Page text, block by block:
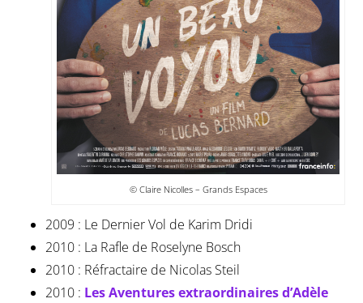
© Claire Nicolles – Grands Espaces
2009 : Le Dernier Vol de Karim Dridi
2010 : La Rafle de Roselyne Bosch
2010 : Réfractaire de Nicolas Steil
2010 : Les Aventures extraordinaires d’Adèle